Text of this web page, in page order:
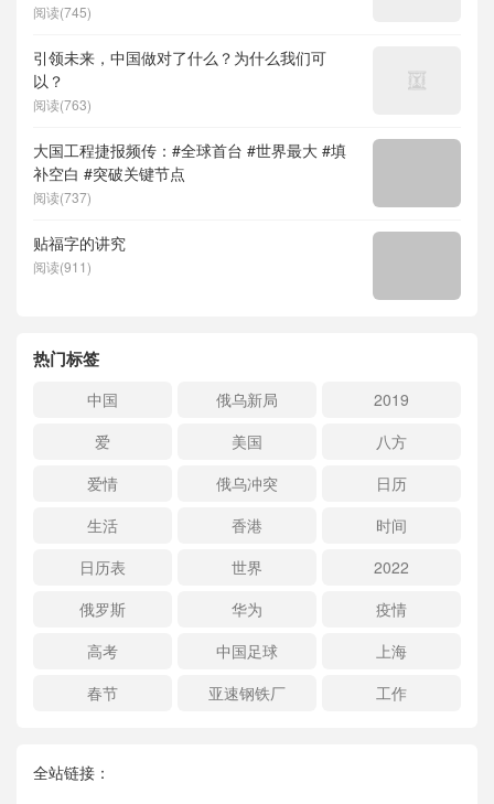
阅读(745)
引领未来，中国做对了什么？为什么我们可
以？
阅读(763)
大国工程捷报频传：#全球首台 #世界最大 #填
补空白 #突破关键节点
阅读(737)
贴福字的讲究
阅读(911)
热门标签
中国 俄乌新局
2019
爱
美国
八方
爱情
俄乌冲突
日历
生活
香港
时间
日历表
世界
2022
俄罗斯
华为
疫情
高考
中国足球
上海
春节
亚速钢铁厂 工作
全站链接：